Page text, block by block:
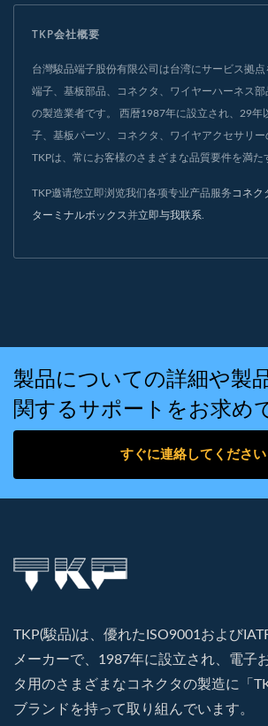
TKP会社概要
台灣駿品端子股份有限公司は台湾にサービス拠点
端子、基板部品、コネクタ、ワイヤーハーネス
の製造業者です。 西暦1987年に設立され、29年
子、基板パーツ、コネクタ、ワイヤアクセサリ
TKPは、常にお客様のさまざまな品質要件を満た
TKP邀请您立即浏览我们各项专业产品服务 コネク
ターミナルボックス并立即与我联系
製品についての詳細や製
関するサポートをお求め
すぐに連絡してください
TKP(駿品)は、優れたISO9001および
メーカーで、1987年に設立され、電子
タ用のさまざまなコネクタの製造に「
ブランドを持って取り組んでいます。